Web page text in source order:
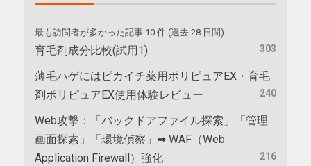
最も訪問者が多かった記事 10 件 (過去 28 日間)
育毛剤成分比較(試用1) 303
薄毛ハゲにはピカイチ薬用ポリピュアEX・育毛
剤ポリピュアEX使用体験レビュー
240
Web攻撃：「バックドアファイル探索」「管理
画面探索」「環境偵察」➡ WAF（Web
Application Firewall）強化
216